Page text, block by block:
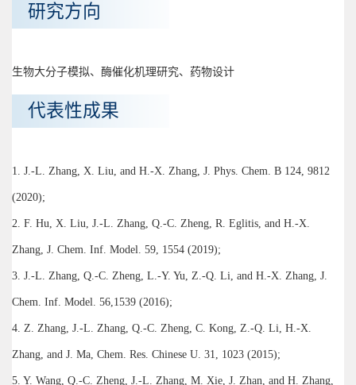
研究方向
生物大分子模拟、酶催化机理研究、药物设计
代表性成果
1. J.-L. Zhang, X. Liu, and H.-X. Zhang, J. Phys. Chem. B 124, 9812
(2020);
2. F. Hu, X. Liu, J.-L. Zhang, Q.-C. Zheng, R. Eglitis, and H.-X.
Zhang, J. Chem. Inf. Model. 59, 1554 (2019);
3. J.-L. Zhang, Q.-C. Zheng, L.-Y. Yu, Z.-Q. Li, and H.-X. Zhang, J.
Chem. Inf. Model. 56,1539 (2016);
4. Z. Zhang, J.-L. Zhang, Q.-C. Zheng, C. Kong, Z.-Q. Li, H.-X.
Zhang, and J. Ma, Chem. Res. Chinese U. 31, 1023 (2015);
5. Y. Wang, Q.-C. Zheng, J.-L. Zhang, M. Xie, J. Zhan, and H. Zhang,